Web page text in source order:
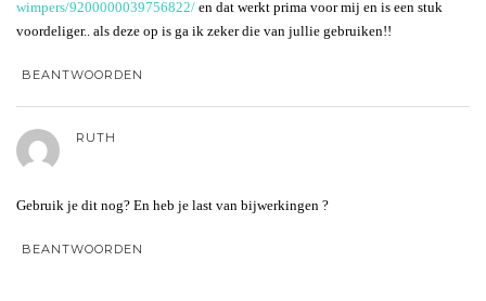
wimpers/9200000039756822/ en dat werkt prima voor mij en is een stuk
voordeliger.. als deze op is ga ik zeker die van jullie gebruiken!!
BEANTWOORDEN
RUTH
Gebruik je dit nog? En heb je last van bijwerkingen ?
BEANTWOORDEN